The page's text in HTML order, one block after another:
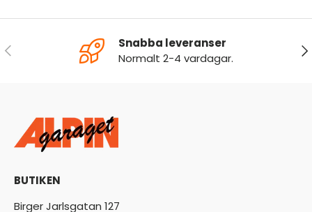
FÖREGÅENDE
Snabba leveranser
Normalt 2-4 vardagar.
BUTIKEN
Birger Jarlsgatan 127